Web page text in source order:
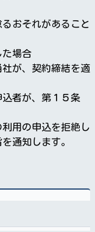
おそれがあること
た場合
社が、契約締結を適
込者が、第１５条
利用の申込を拒絶し
通知します。